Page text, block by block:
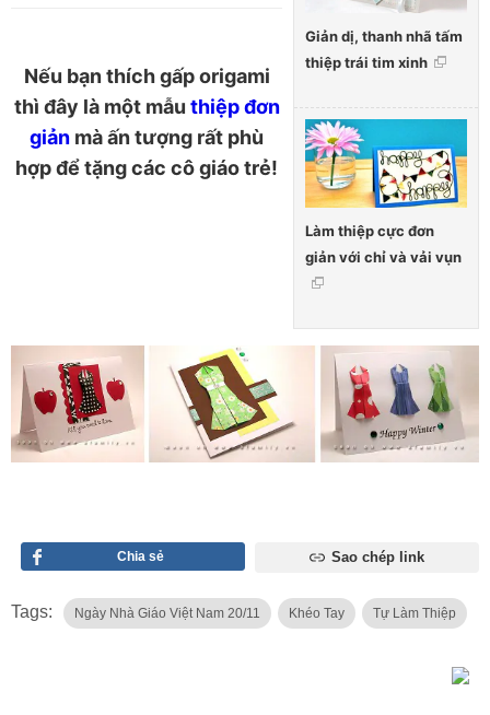
Giản dị, thanh nhã tấm
thiệp trái tim xinh
Làm thiệp cực đơn
giản với chỉ và vải vụn
Nếu bạn thích gấp origami
thì đây là một mẫu thiệp đơn
giản mà ấn tượng rất phù
hợp để tặng các cô giáo trẻ!
Chia sẻ Sao chép link
Tags: Ngày Nhà Giáo Việt Nam 20/11 Khéo Tay Tự Làm Thiệp